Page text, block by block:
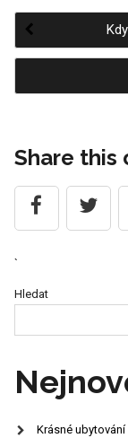
Post
Share this
`
Hledat
Krásné